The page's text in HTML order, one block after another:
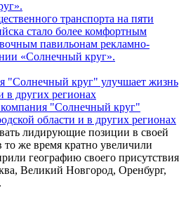
транспорта на пяти
стало более комфортным
павильонам рекламно-
«Солнечный круг».
"Солнечный круг"
области и в других регионах
лидирующие позиции в своей
же время кратно увеличили
географию своего присутствия
Великий Новгород, Оренбург,